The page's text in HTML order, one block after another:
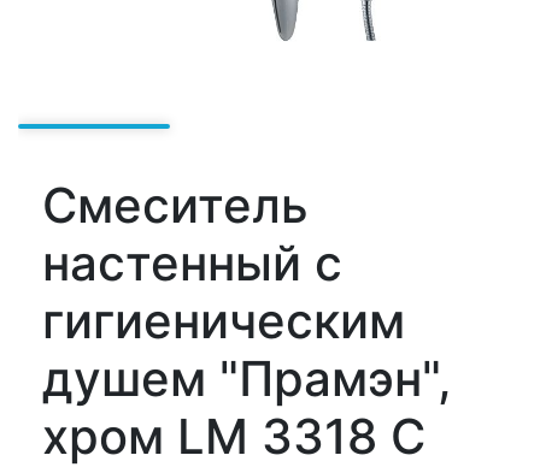
Смеситель
настенный с
гигиеническим
душем "Прамэн",
хром LM 3318 C